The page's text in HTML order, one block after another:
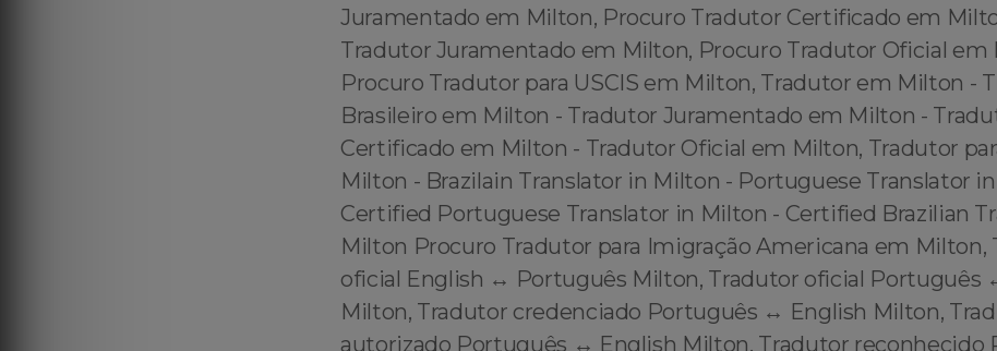
Juramentado em Milton, Procuro Tradutor Certificado em
Tradutor Juramentado em Milton, Procuro Tradutor Oficial em
Procuro Tradutor para USCIS em Milton, Tradutor em Milton -
Brasileiro em Milton - Tradutor Juramentado em Milton -
Certificado em Milton - Tradutor Oficial em Milton, Tradutor
Milton - Brazilain Translator in Milton - Portuguese Translator
Certified Portuguese Translator in Milton - Certified Brazilian
Milton Procuro Tradutor para Imigração Americana em Milton,
oficial English ↔️ Português Milton, Tradutor oficial Português
Milton, Tradutor credenciado Português ↔️ English Milton,
autorizado Português ↔️ English Milton, Tradutor reconhecido